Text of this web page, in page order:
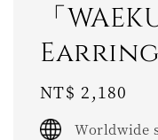
「
Regular
price
NT$ 2,180
Worldwide